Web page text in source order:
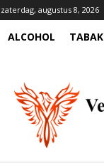
zaterdag, augustus 8, 2026
ALCOHOL TABAK